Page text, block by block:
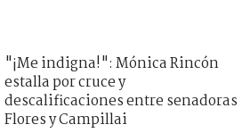
"¡Me indigna!": Mónica Rincón
estalla por cruce y
descalificaciones entre senadoras
Flores y Campillai